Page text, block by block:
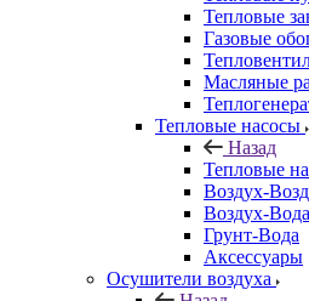
Тепловые
Газовые
Масляные
Тепловые насосы
Назад
Тепловые
Воздух-
Воздух-Вода
Грунт-Вода
Аксессуары
Осушители воздуха